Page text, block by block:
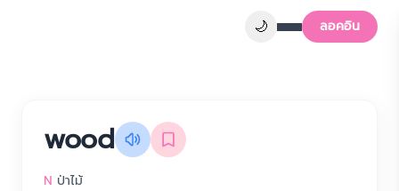
🌙 ลอคอิน
wood
N ป่าไม้